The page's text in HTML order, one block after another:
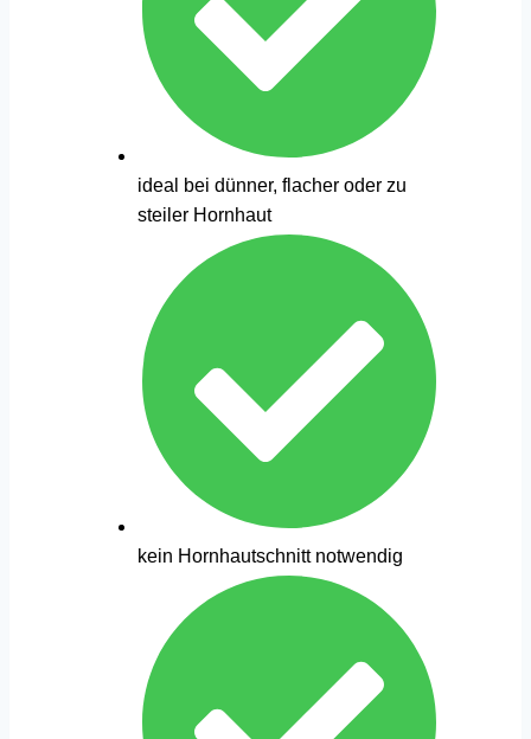
ideal bei dünner, flacher oder zu
steiler Hornhaut
kein Hornhautschnitt notwendig